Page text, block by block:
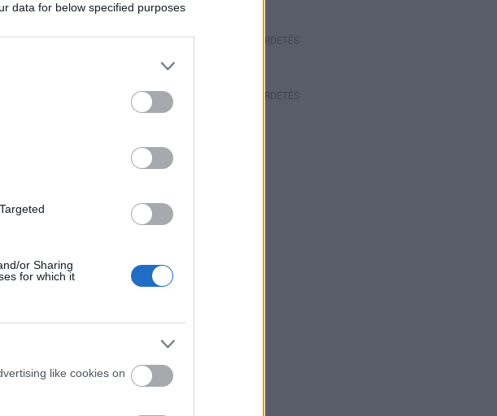
data for below specified purposes
or Sharing
for which it
like cookies on
HIRDETÉS
HIRDETÉS